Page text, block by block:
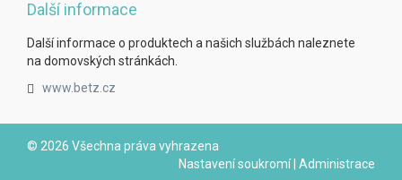
Další informace
Další informace o produktech a našich službách naleznete
na domovských stránkách.
www.betz.cz
© 2026 Všechna práva vyhrazena
Nastavení soukromí| Administrace